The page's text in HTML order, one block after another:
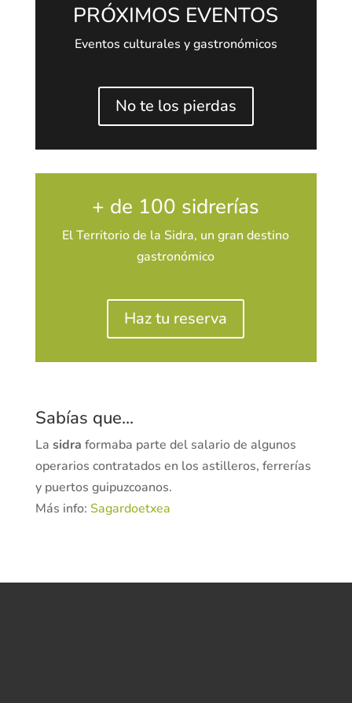
PRÓXIMOS EVENTOS
Eventos culturales y gastronómicos
No te los pierdas
+ de 100 sidrerías
El Territorio de la Sidra, un gran destino
gastronómico
Haz tu reserva
Sabías que...
La sidra formaba parte del salario de algunos
operarios contratados en los astilleros, ferrerías
y puertos guipuzcoanos.
Más info: Sagardoetxea